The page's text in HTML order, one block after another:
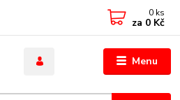
Menu
0 ks
za 0 Kč